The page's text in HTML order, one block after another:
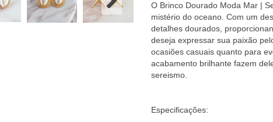
O Brinco Dourado Moda Mar |
mistério do oceano. Com um
detalhes dourados,
deseja expressar sua paixão
ocasiões casuais quanto para
acabamento brilhante fazem
sereismo.
Especificações: